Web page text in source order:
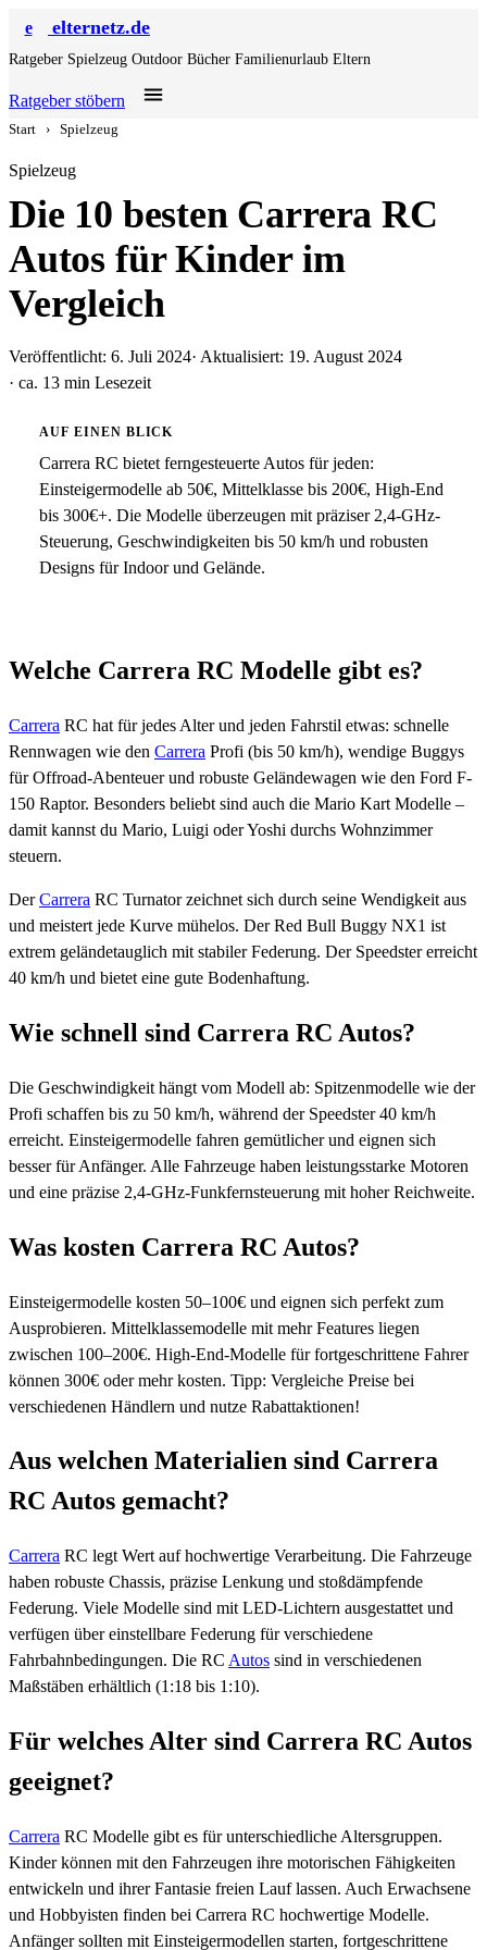
e elternetz.de
Ratgeber Spielzeug Outdoor Bücher Familienurlaub Eltern
Ratgeber stöbern
Start › Spielzeug
Spielzeug
Die 10 besten Carrera RC
Autos für Kinder im
Vergleich
Veröffentlicht: 6. Juli 2024· Aktualisiert: 19. August 2024
· ca. 13 min Lesezeit
AUF EINEN BLICK
Carrera RC bietet ferngesteuerte Autos für jeden:
Einsteigermodelle ab 50€, Mittelklasse bis 200€, High-End
bis 300€+. Die Modelle überzeugen mit präziser 2,4-GHz-
Steuerung, Geschwindigkeiten bis 50 km/h und robusten
Designs für Indoor und Gelände.
Welche Carrera RC Modelle gibt es?
Carrera RC hat für jedes Alter und jeden Fahrstil etwas: schnelle
Rennwagen wie den Carrera Profi (bis 50 km/h), wendige Buggys
für Offroad-Abenteuer und robuste Geländewagen wie den Ford F-
150 Raptor. Besonders beliebt sind auch die Mario Kart Modelle –
damit kannst du Mario, Luigi oder Yoshi durchs Wohnzimmer
steuern.
DerCarrera RC Turnator zeichnet sich durch seine Wendigkeit aus
und meistert jede Kurve mühelos. Der Red Bull Buggy NX1 ist
extrem geländetauglich mit stabiler Federung. Der Speedster erreicht
40 km/h und bietet eine gute Bodenhaftung.
Wie schnell sind Carrera RC Autos?
Die Geschwindigkeit hängt vom Modell ab: Spitzenmodelle wie der
Profi schaffen bis zu 50 km/h, während der Speedster 40 km/h
erreicht. Einsteigermodelle fahren gemütlicher und eignen sich
besser für Anfänger. Alle Fahrzeuge haben leistungsstarke Motoren
und eine präzise 2,4-GHz-Funkfernsteuerung mit hoher Reichweite.
Was kosten Carrera RC Autos?
Einsteigermodelle kosten 50–100€ und eignen sich perfekt zum
Ausprobieren. Mittelklassemodelle mit mehr Features liegen
zwischen 100–200€. High-End-Modelle für fortgeschrittene Fahrer
können 300€ oder mehr kosten. Tipp: Vergleiche Preise bei
verschiedenen Händlern und nutze Rabattaktionen!
Aus welchen Materialien sind Carrera
RC Autos gemacht?
Carrera RC legt Wert auf hochwertige Verarbeitung. Die Fahrzeuge
haben robuste Chassis, präzise Lenkung und stoßdämpfende
Federung. Viele Modelle sind mit LED-Lichtern ausgestattet und
verfügen über einstellbare Federung für verschiedene
Fahrbahnbedingungen. Die RC Autos sind in verschiedenen
Maßstäben erhältlich (1:18 bis 1:10).
Für welches Alter sind Carrera RC Autos
geeignet?
Carrera RC Modelle gibt es für unterschiedliche Altersgruppen.
Kinder können mit den Fahrzeugen ihre motorischen Fähigkeiten
entwickeln und ihrer Fantasie freien Lauf lassen. Auch Erwachsene
und Hobbyisten finden bei Carrera RC hochwertige Modelle.
Anfänger sollten mit Einsteigermodellen starten, fortgeschrittene